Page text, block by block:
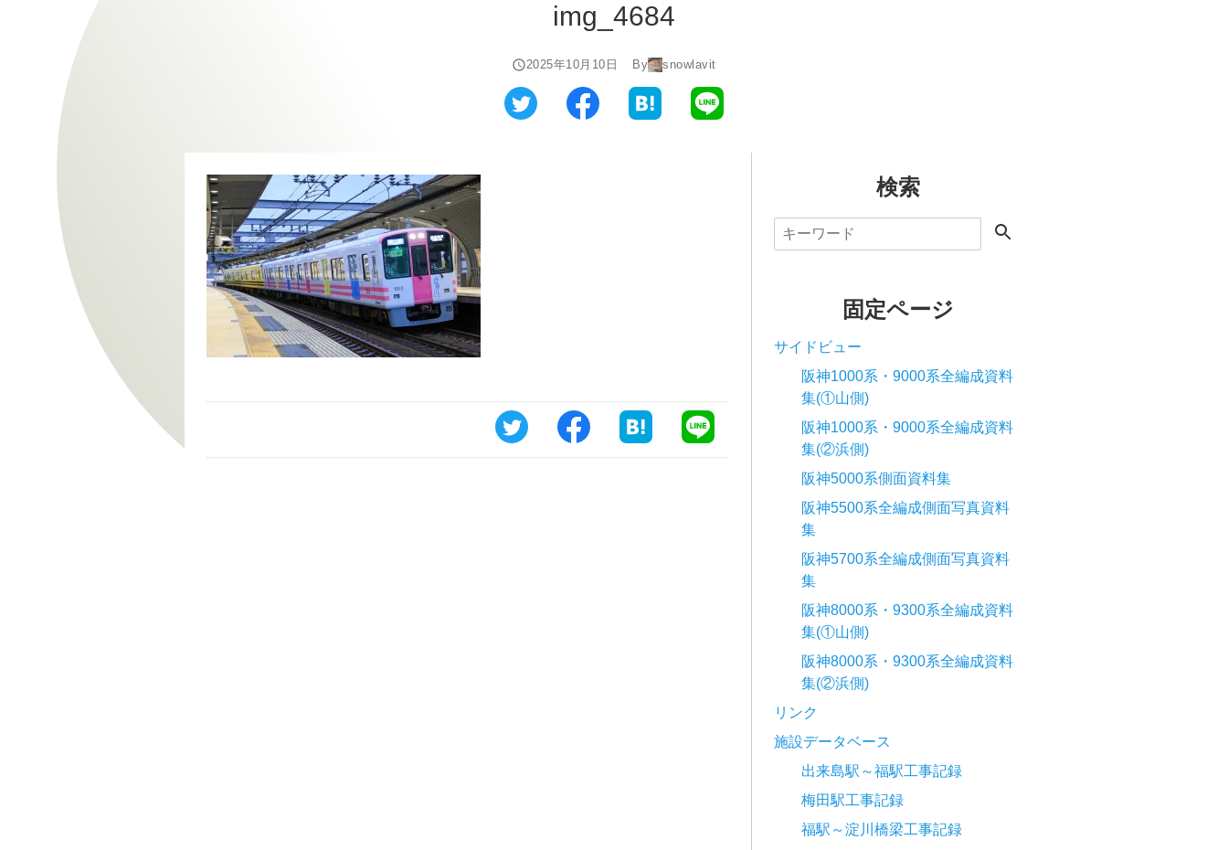
img_4684
2025年10月10日 By snowlavit
検索
固定ページ
サイドビュー
阪神1000系・9000系全編成資料
集(①山側)
阪神1000系・9000系全編成資料
集(②浜側)
阪神5000系側面資料集
阪神5500系全編成側面写真資料
集
阪神5700系全編成側面写真資料
集
阪神8000系・9300系全編成資料
集(①山側)
阪神8000系・9300系全編成資料
集(②浜側)
リンク
施設データベース
出来島駅～福駅工事記録
梅田駅工事記録
福駅～淀川橋梁工事記録